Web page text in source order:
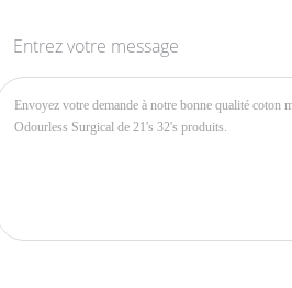
Entrez votre message